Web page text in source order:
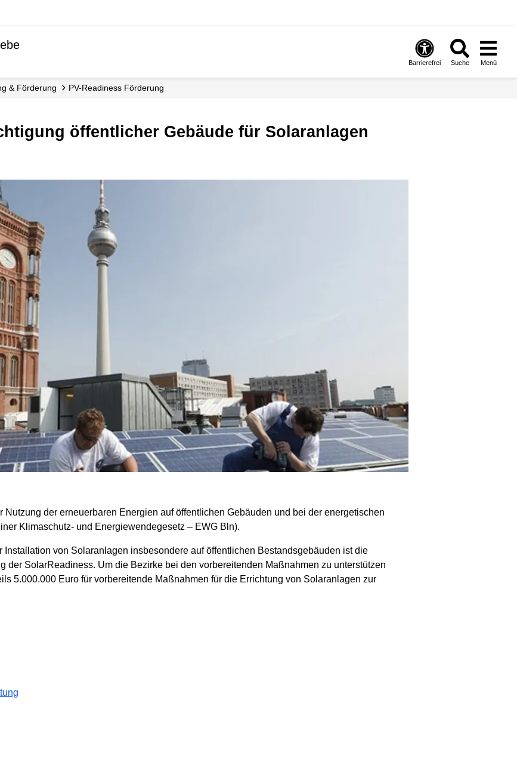
Barrierefrei Suche Menü
& Förderung PV-Readiness Förderung
Nutzung der erneuerbaren Energien auf öffentlichen Gebäuden und bei der energetischen
Klimaschutz- und Energiewendegesetz – EWG Bln).
von Solaranlagen insbesondere auf öffentlichen Bestandsgebäuden ist die
der SolarReadiness. Um die Bezirke bei den vorbereitenden Maßnahmen zu unterstützen
5.000.000 Euro für vorbereitende Maßnahmen für die Errichtung von Solaranlagen zur